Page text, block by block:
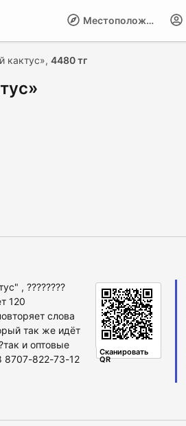
Местоположение
кактус», 4480 тг
Сканировать
QR
, ????????
120
слова
так же идёт
и оптовые
8707-822-73-12